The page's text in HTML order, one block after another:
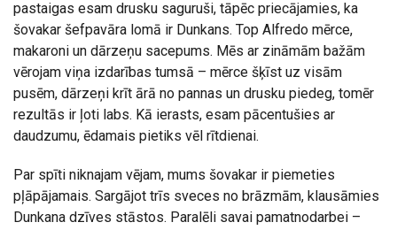
pastaigas esam drusku saguruši, tāpēc priecājamies, ka
šovakar šefpavāra lomā ir Dunkans. Top Alfredo mērce,
makaroni un dārzeņu sacepums. Mēs ar zināmām bažām
vērojam viņa izdarības tumsā – mērce šķīst uz visām
pusēm, dārzeņi krīt ārā no pannas un drusku piedeg, tomēr
rezultās ir ļoti labs. Kā ierasts, esam pācentušies ar
daudzumu, ēdamais pietiks vēl rītdienai.
Par spīti niknajam vējam, mums šovakar ir piemeties
pļāpājamais. Sargājot trīs sveces no brāzmām, klausāmies
Dunkana dzīves stāstos. Paralēli savai pamatnodarbei –